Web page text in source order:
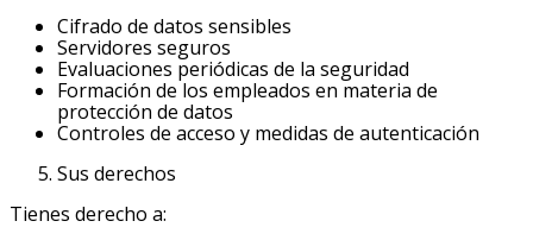
Cifrado de datos sensibles
Servidores seguros
Evaluaciones periódicas de la seguridad
Formación de los empleados en materia de
protección de datos
Controles de acceso y medidas de autenticación
Sus derechos
Tienes derecho a: